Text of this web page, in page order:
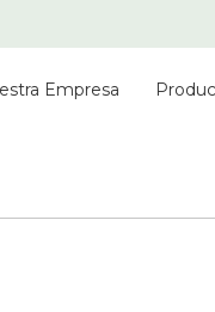
Empresa